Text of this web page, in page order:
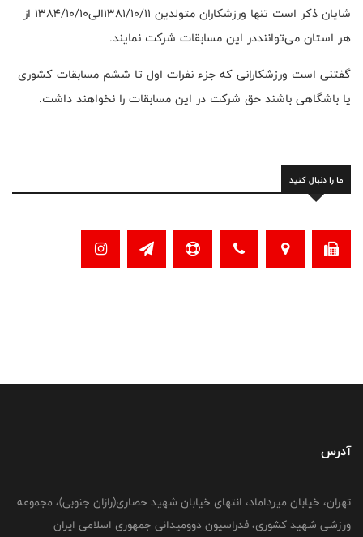
شایان ذکر است تنها ورزشکاران متولدین ۱۳۸۱/۱۰/۱۱الی۱۳۸۴/۱۰/۱۰ از
هر استان می‌تواننددر این مسابقات شرکت نمایند.
گفتنی است ورزشکارانی که جزء نفرات اول تا ششم مسابقات کشوری
یا باشگاهی باشند حق شرکت در این مسابقات را نخواهند داشت.
ما را دنبال کنید
آدرس
تهران، خیابان میرداماد، انتهای خیابان شهید حصاری(رازان جنوبی)، مجموعه
ورزشی شهید کشوری، فدراسیون دوومیدانی جمهوری اسلامی ایران